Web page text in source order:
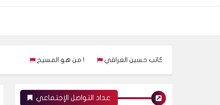
من هو المسيح ! على قتل فاطمة الزهراء للكاتب حسين العراقي
عداد التواصل الإجتماعي